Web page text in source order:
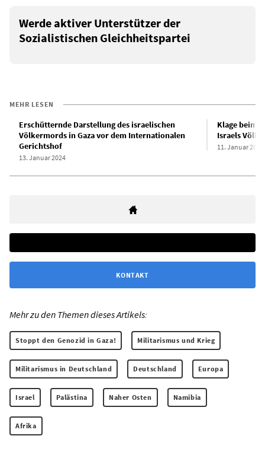
Werde aktiver Unterstützer der
Sozialistischen Gleichheitspartei
MEHR LESEN
Erschütternde Darstellung des israelischen
Völkermords in Gaza vor dem Internationalen
Gerichtshof
13. Januar 2024
Klage beim
Israels
11. Januar 2024
KONTAKT
Mehr zu den Themen dieses Artikels:
Stoppt den Genozid in Gaza! Militarismus und Krieg
Militarismus in Deutschland Deutschland Europa
Israel Palästina Naher Osten Namibia
Afrika